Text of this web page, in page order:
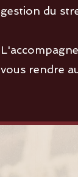
gestion du
vous rendre